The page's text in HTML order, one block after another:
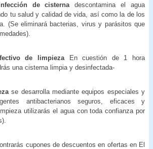
de cisternadescontamina el agua
tu salud y calidad de vida, así como la de los
(Se eliminará bacterias, virus y parásitos que
de limpieza En cuestión de 1 hora
una cisterna limpia y desinfectada-
se desarrolla mediante equipos especiales y
antibacterianos seguros, eficaces y
utilizarás el agua con toda confianza por
cupones de descuentos en ofertas en El